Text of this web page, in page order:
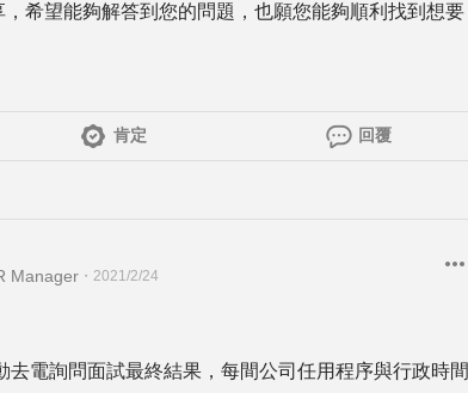
希望能夠解答到您的問題，也願您能夠順利找到想要
肯定 回覆
Manager ・ 2021/2/24
去電詢問面試最終結果，每間公司任用程序與行政時間